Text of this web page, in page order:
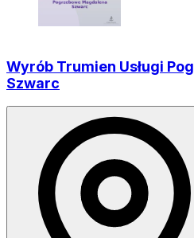
Wyrób Trumien Usługi
Szwarc